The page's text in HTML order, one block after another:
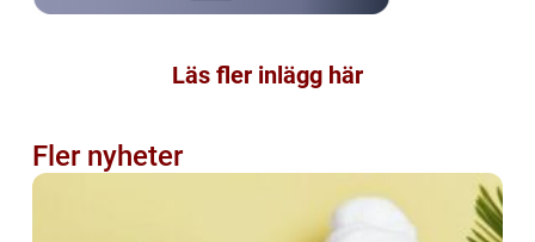
Läs fler inlägg här
Fler nyheter